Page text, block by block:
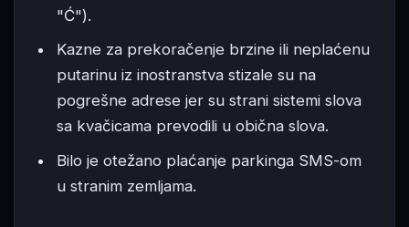
"Ć").
Kazne za prekoračenje brzine ili neplaćenu
putarinu iz inostranstva stizale su na
pogrešne adrese jer su strani sistemi slova
sa kvačicama prevodili u obična slova.
Bilo je otežano plaćanje parkinga SMS-om
u stranim zemljama.